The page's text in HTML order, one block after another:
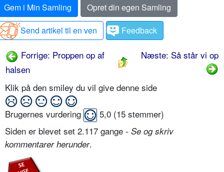
Gem i Min Samling
Opret din egen Samling
Send artikel til en ven
Feedback
Forrige: Proppen op af
halsen
Næste: Så står vi op
Klik på den smiley du vil give denne side
Brugernes vurdering 5,0 (15 stemmer)
Siden er blevet set 2.117 gange - Se og skriv
kommentarer herunder.